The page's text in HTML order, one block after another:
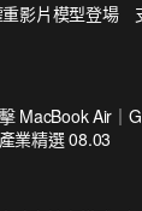
重影片模型登場
MacBook Air｜
業精選 08.03